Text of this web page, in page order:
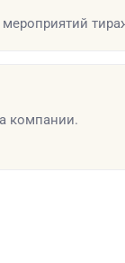
компании.